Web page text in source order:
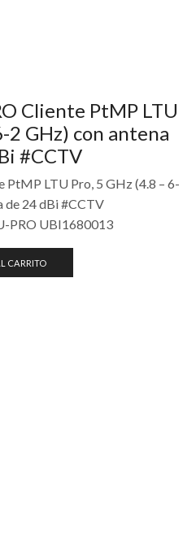
Cliente PtMP LTU
2 GHz) con antena
#CCTV
LTU Pro, 5 GHz (4.8 – 6-
de 24 dBi #CCTV
PRO UBI1680013
CARRITO